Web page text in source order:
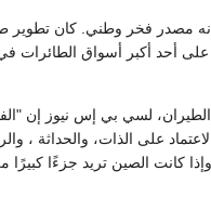
مصدر فخر وطني. كان تطوير
أكبر أسواق الطائرات في
لسي بي إس نيوز إن
على الذات، والحداثة ،
"أنت تتحدث عن سوق [في الصين] من حوالي 8000